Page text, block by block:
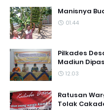
Manisnya
01.44
Pilkades
Madiun
12.03
Ratusan
Tolak